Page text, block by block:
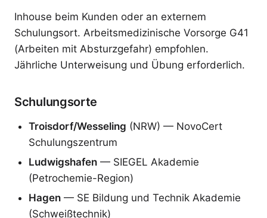
Inhouse beim Kunden oder an externem
Schulungsort. Arbeitsmedizinische Vorsorge G41
(Arbeiten mit Absturzgefahr) empfohlen.
Jährliche Unterweisung und Übung erforderlich.
Schulungsorte
Troisdorf/Wesseling (NRW) — NovoCert
Schulungszentrum
Ludwigshafen — SIEGEL Akademie
(Petrochemie-Region)
Hagen — SE Bildung und Technik Akademie
(Schweißtechnik)